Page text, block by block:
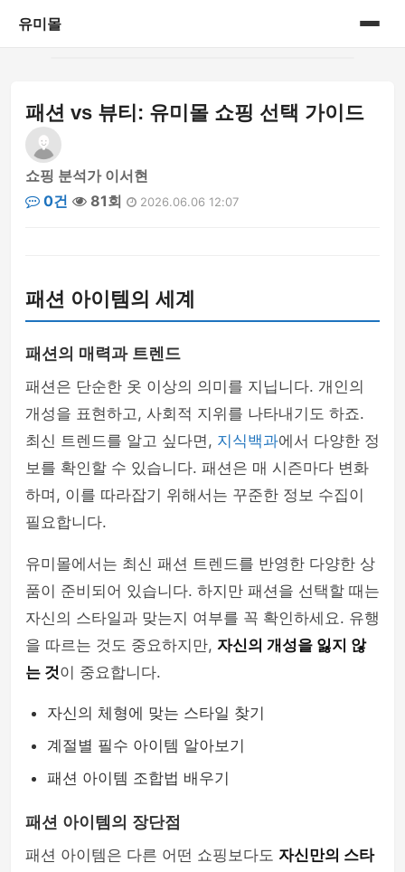
유미몰
온라인 쇼핑몰
패션 vs 뷰티: 유미몰 쇼핑 선택 가이드
쇼핑 분석가 이서현
0건
81회 2026.06.06 12:07
패션 아이템의 세계
패션의 매력과 트렌드
패션은 단순한 옷 이상의 의미를 지닙니다. 개인의
개성을 표현하고, 사회적 지위를 나타내기도 하죠.
최신 트렌드를 알고 싶다면, 지식백과에서 다양한 정
보를 확인할 수 있습니다. 패션은 매 시즌마다 변화
하며, 이를 따라잡기 위해서는 꾸준한 정보 수집이
필요합니다.
유미몰에서는 최신 패션 트렌드를 반영한 다양한 상
품이 준비되어 있습니다. 하지만 패션을 선택할 때는
자신의 스타일과 맞는지 여부를 꼭 확인하세요. 유행
을 따르는 것도 중요하지만, 자신의 개성을 잃지 않
는 것이 중요합니다.
자신의 체형에 맞는 스타일 찾기
계절별 필수 아이템 알아보기
패션 아이템 조합법 배우기
패션 아이템의 장단점
패션 아이템은 다른 어떤 쇼핑보다도 자신만의 스타